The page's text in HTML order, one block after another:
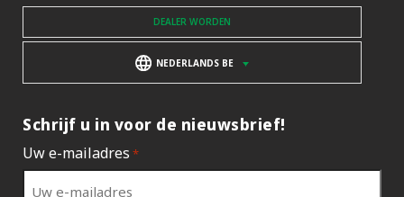
DEALER WORDEN
NEDERLANDS BE
Schrijf u in voor de nieuwsbrief!
Uw e-mailadres *